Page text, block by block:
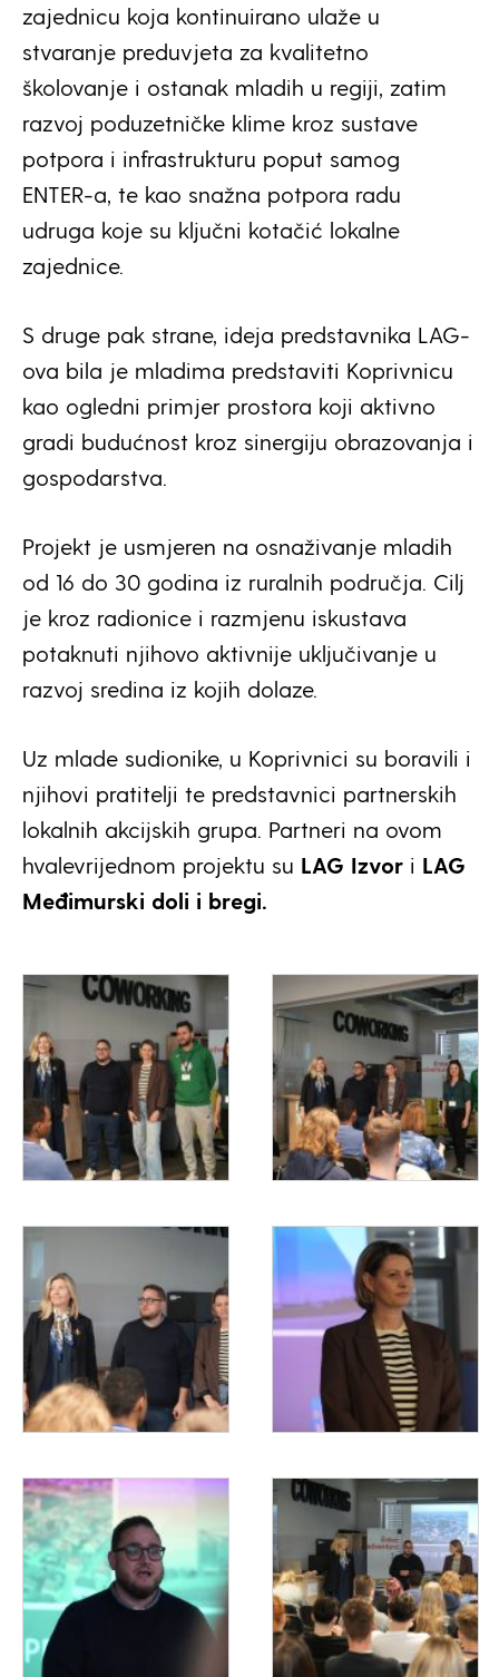
zajednicu koja kontinuirano ulaže u
stvaranje preduvjeta za kvalitetno
školovanje i ostanak mladih u regiji, zatim
razvoj poduzetničke klime kroz sustave
potpora i infrastrukturu poput samog
ENTER-a, te kao snažna potpora radu
udruga koje su ključni kotačić lokalne
zajednice.
S druge pak strane, ideja predstavnika LAG-
ova bila je mladima predstaviti Koprivnicu
kao ogledni primjer prostora koji aktivno
gradi budućnost kroz sinergiju obrazovanja i
gospodarstva.
Projekt je usmjeren na osnaživanje mladih
od 16 do 30 godina iz ruralnih područja. Cilj
je kroz radionice i razmjenu iskustava
potaknuti njihovo aktivnije uključivanje u
razvoj sredina iz kojih dolaze.
Uz mlade sudionike, u Koprivnici su boravili i
njihovi pratitelji te predstavnici partnerskih
lokalnih akcijskih grupa. Partneri na ovom
hvalevrijednom projektu su LAG Izvor i LAG
Međimurski doli i bregi.